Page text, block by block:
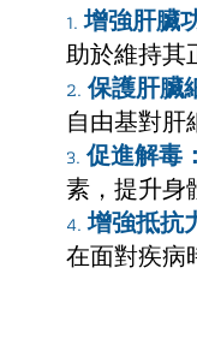
增強肝臟
助於維持其
保護肝臟
自由基對肝
促進解毒：
素，提升身
增強抵抗
在面對疾病